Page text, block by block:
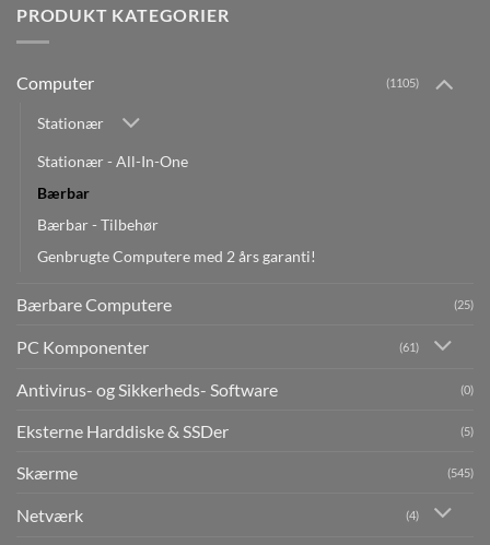
PRODUKT KATEGORIER
Computer (1105)
Stationær
Stationær - All-In-One
Bærbar
Bærbar - Tilbehør
Genbrugte Computere med 2 års garanti!
Bærbare Computere (25)
PC Komponenter (61)
Antivirus- og Sikkerheds- Software (0)
Eksterne Harddiske & SSDer (5)
Skærme (545)
Netværk (4)